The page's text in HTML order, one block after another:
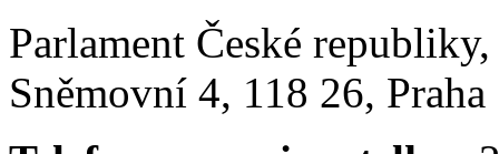
Parlament České
Sněmovní 4, 118 26,